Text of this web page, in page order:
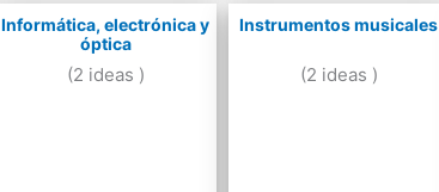
Informática, electrónica y
óptica
(2 ideas )
Instrumentos musicales
(2 ideas )